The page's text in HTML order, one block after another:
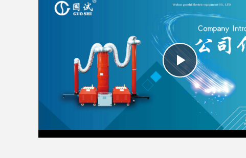
Play
Video